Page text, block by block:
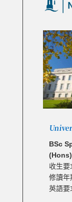
BSc
(Hons)
收生要
修讀年
英語要